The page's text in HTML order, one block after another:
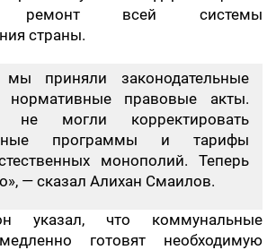
ремонт всей системы
страны.
приняли законодательные
правовые акты.
могли корректировать
программы и тарифы
монополий. Теперь
— сказал Алихан Смаилов.
указал, что коммунальные
готовят необходимую